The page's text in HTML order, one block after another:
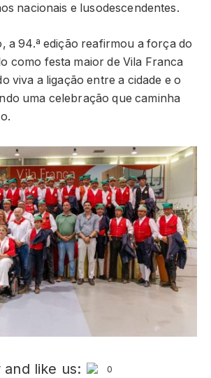
nacionais e lusodescendentes.
a 94.ª edição reafirmou a força do
como festa maior de Vila Franca
viva a ligação entre a cidade e o
uma celebração que caminha
and like us:
0